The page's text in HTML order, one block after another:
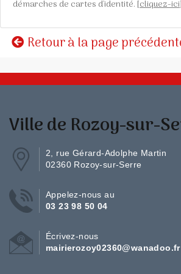
démarches de cartes d'identité. [cliquez-ici]
Retour à la page
Ville de Rozoy-sur-
2, rue Gérard-Adolphe Martin
02360 Rozoy-sur-Serre
Appelez-nous au
03 23 98 50 04
Écrivez-nous
mairierozoy02360@wanadoo.fr